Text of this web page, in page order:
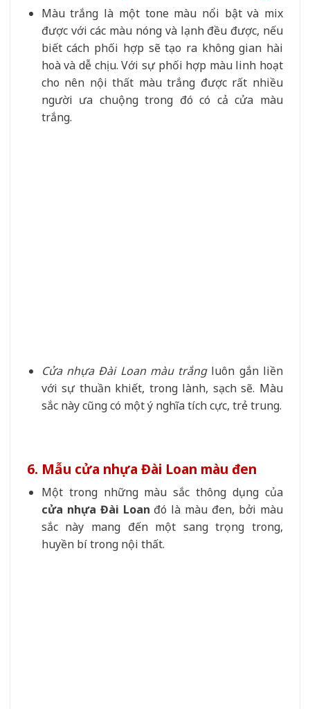
Màu trắng là một tone màu nổi bật và mix
được với các màu nóng và lạnh đều được, nếu
biết cách phối hợp sẽ tạo ra không gian hài
hoà và dễ chịu. Với sự phối hợp màu linh hoạt
cho nên nội thất màu trắng được rất nhiều
người ưa chuộng trong đó có cả cửa màu
trắng.
Cửa nhựa Đài Loan màu trắngluôn gắn liền
với sự thuần khiết, trong lành, sạch sẽ. Màu
sắc này cũng có một ý nghĩa tích cực, trẻ trung.
6. Mẫu cửa nhựa Đài Loan màu đen
Một trong những màu sắc thông dụng của
cửa nhựa Đài Loan đó là màu đen, bởi màu
sắc này mang đến một sang trọng trong,
huyền bí trong nội thất.